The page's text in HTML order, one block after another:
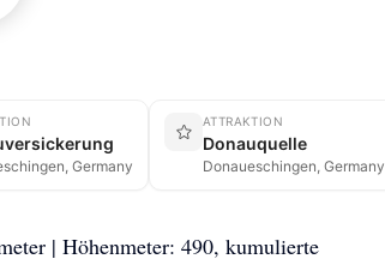
Germany
ATTRAKTION
Donauquelle
Donaueschingen, Germany
| Höhenmeter: 490, kumulierte